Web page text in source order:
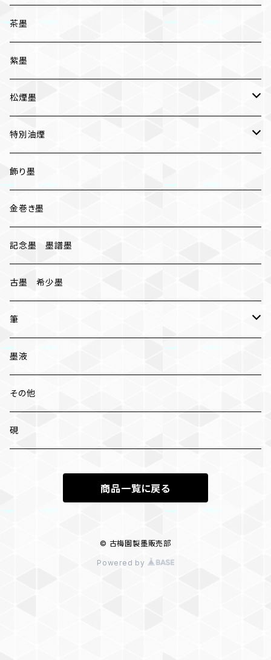
条幅用
一般実用
茶墨
紫墨
松煙墨
いきまつ
おちまつ
特別油煙
椿油煙墨
胡麻油煙墨
桐油煙墨
飾り墨
金巻き墨
記念墨 墨譜墨
古墨 希少墨
筆
小筆
中筆
太筆
墨液
その他
硯
商品一覧に戻る
© 古梅園製墨販売部
Powered by